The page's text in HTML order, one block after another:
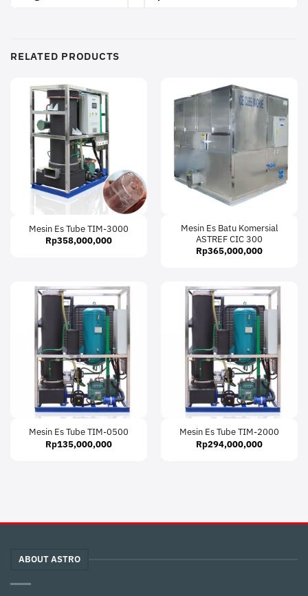
RELATED PRODUCTS
Mesin Es Tube TIM-3000
Rp358,000,000
Mesin Es Batu Komersial
ASTREF CIC 300
Rp365,000,000
Mesin Es Tube TIM-0500
Rp135,000,000
Mesin Es Tube TIM-2000
Rp294,000,000
ABOUT ASTRO